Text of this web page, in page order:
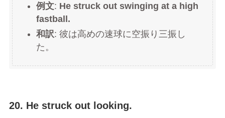
例文: He struck out swinging at a high
fastball.
和訳: 彼は高めの速球に空振り三振し
た。
20. He struck out looking.